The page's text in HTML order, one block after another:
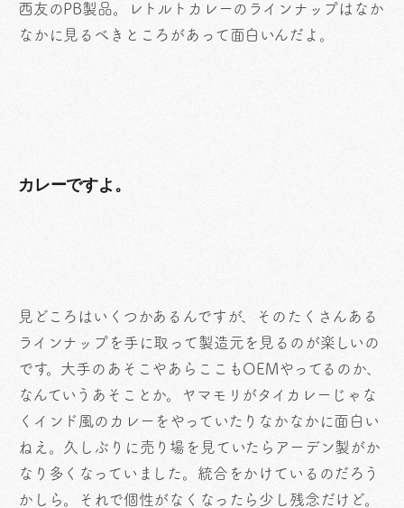
西友のPB製品。レトルトカレーのラインナップはなか
なかに見るべきところがあって面白いんだよ。
カレーですよ。
見どころはいくつかあるんですが、そのたくさんある
ラインナップを手に取って製造元を見るのが楽しいの
です。大手のあそこやあらここもOEMやってるのか、
なんていうあそことか。ヤマモリがタイカレーじゃな
くインド風のカレーをやっていたりなかなかに面白い
ねえ。久しぶりに売り場を見ていたらアーデン製がか
なり多くなっていました。統合をかけているのだろう
かしら。それで個性がなくなったら少し残念だけど。